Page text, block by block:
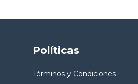
Políticas
Términos y Condiciones